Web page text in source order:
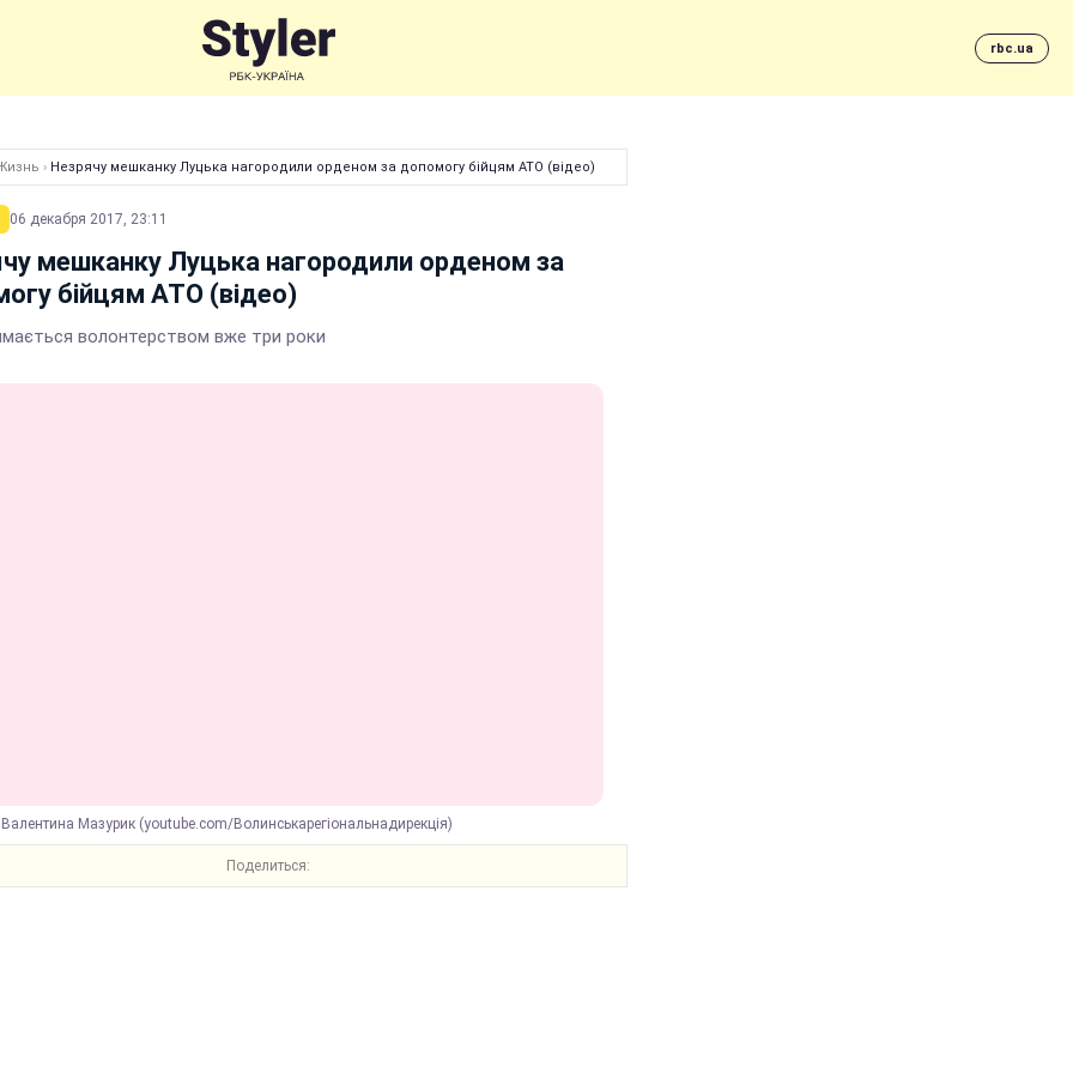
rbc.ua
› Незрячу мешканку Луцька нагородили орденом за допомогу бійцям АТО (відео)
06 декабря 2017, 23:11
мешканку Луцька нагородили орденом за
бійцям АТО (відео)
волонтерством вже три роки
Валентина Мазурик (youtube.com/Волинськарегіональнадирекція)
Поделиться: